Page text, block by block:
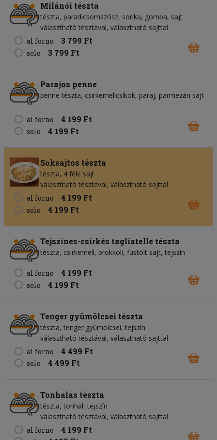
Milánói tészta
tészta paradicsomszósz sonka gomba sajt
választható tésztával, választható sajttal
al forno
3 799 Ft
solo 3 799 Ft
Parajos penne
penne tészta csirkemellcsíkok paraj parmezán sajt
al forno 4 199 Ft
solo 4 199 Ft
Soksajtos tészta
tészta 4 féle sajt
választható tésztával, választható sajttal
al forno
4 199 Ft
solo 4 199 Ft
Tejszínes-csirkés tagliatelle tészta
tészta csirkemell brokkoli füstölt sajt tejszín
al forno 4 199 Ft
solo 4 199 Ft
Tenger gyümölcsei tészta
tészta tenger gyümölcsei tejszín
választható tésztával, választható sajttal
al forno
4 499 Ft
solo 4 499 Ft
Tonhalas tészta
tészta tonhal tejszín
választható tésztával, választható sajttal
al forno
4 199 Ft